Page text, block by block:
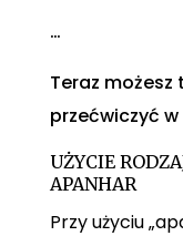
…
Teraz możesz
przećwiczyć w
UŻYCIE
APANHAR
Przy użyciu